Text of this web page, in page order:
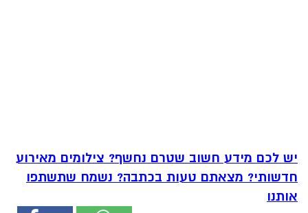
יש לכם מידע חשוב שטרם נחשף? צילומים מאירוע
חדשותי? מצאתם טעות בכתבה? נשמח שתשתפו
אותנו